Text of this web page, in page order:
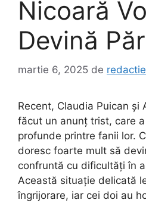
Nicoară
Devină
martie 6, 2025 de redactie
Recent, Claudia Puican și
făcut un anunț trist, care
profunde printre fanii lor.
doresc foarte mult să
confruntă cu dificultăți în
Această situație delicată
îngrijorare, iar cei doi au